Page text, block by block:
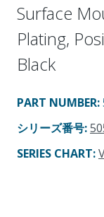
Surface
Plating,
Black
PART NUMBER:
シリーズ番号:
SERIES CHART: